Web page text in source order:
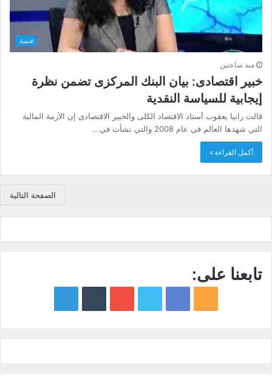
اقتصاد
منذ ساعتين
خبير اقتصادى: بيان البنك المركزى تضمن نظرة
إيجابية للسياسة النقدية
قالت رانيا يعقوب أستاذ الاقتصاد الكلى والخبير الاقتصادى إن الأزمة المالية
التي شهدها العالم في عام 2008 والتي نشأت في…
أكمل القراءة »
الصفحة التالية
تابعنا على: